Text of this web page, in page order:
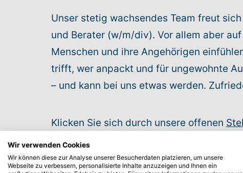
Unser stetig wachsendes Team freut
und Berater (w/m/div). Vor allem aber
Menschen und ihre Angehörigen
trifft, wer anpackt und für ungewohnte
– und kann bei uns etwas werden.
Klicken Sie sich durch unsere offenen
Wir sind gespannt auf Sie.
Wir verwenden Cookies
Wir können diese zur Analyse unserer Besucherdaten platzieren, um unsere
Webseite zu verbessern, personalisierte Inhalte anzuzeigen und Ihnen ein